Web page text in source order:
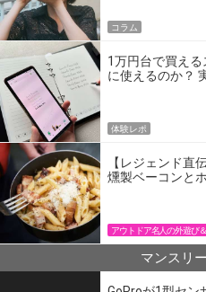
コラム
1万円台で買える
に使えるのか？
体験レポ
【レジェンド直
燻製ベーコンと
アウトドア名人の外遊び
マンスリ